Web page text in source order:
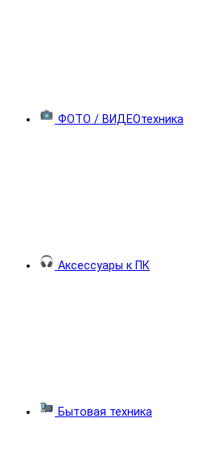
ФОТО / ВИДЕОтехника
Аксессуары к ПК
Бытовая техника